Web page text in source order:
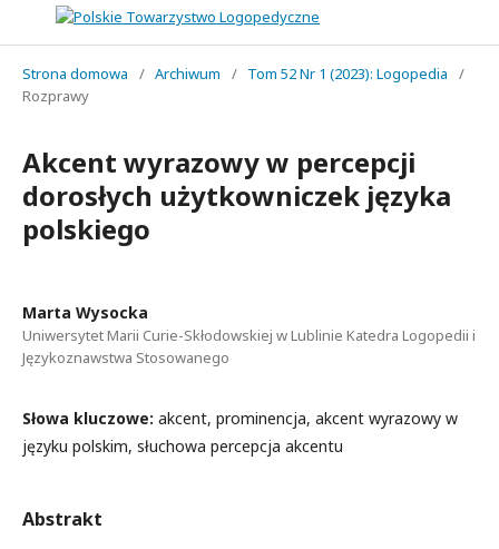
Strona domowa / Archiwum / Tom 52 Nr 1 (2023): Logopedia
/
Rozprawy
Akcent wyrazowy w percepcji
dorosłych użytkowniczek języka
polskiego
Marta Wysocka
Uniwersytet Marii Curie-Skłodowskiej w Lublinie Katedra Logopedii i
Językoznawstwa Stosowanego
Słowa kluczowe: akcent, prominencja, akcent wyrazowy w
języku polskim, słuchowa percepcja akcentu
Abstrakt